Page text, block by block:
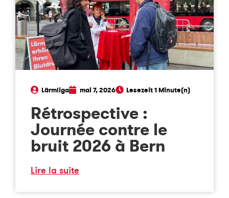
Lärmliga mai 7, 2026
Rétrospective :
Journée contre le
bruit 2026 à Bern
Lire la suite